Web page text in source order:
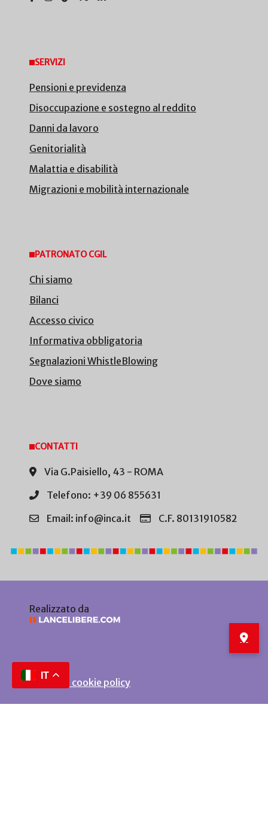
SERVIZI
Pensioni e previdenza
Disoccupazione e sostegno al reddito
Danni da lavoro
Genitorialità
Malattia e disabilità
Migrazioni e mobilità internazionale
PATRONATO CGIL
Chi siamo
Bilanci
Accesso civico
Informativa obbligatoria
Segnalazioni WhistleBlowing
Dove siamo
CONTATTI
Via G.Paisiello, 43 - ROMA
Telefono: +39 06 855631
Email: info@inca.it
C.F. 80131910582
Realizzato da
Privacy e cookie policy
IT